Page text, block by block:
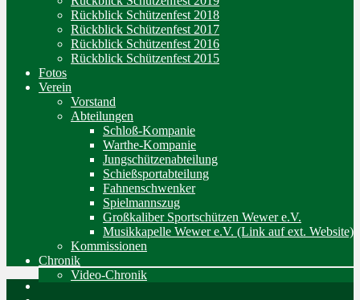
Rückblick Schützenfest 2018
Rückblick Schützenfest 2017
Rückblick Schützenfest 2016
Rückblick Schützenfest 2015
Fotos
Verein
Vorstand
Abteilungen
Schloß-Kompanie
Warthe-Kompanie
Jungschützenabteilung
Schießsportabteilung
Fahnenschwenker
Spielmannszug
Großkaliber Sportschützen Wewer e.V.
Musikkapelle Wewer e.V. (Link auf ext. Website)
Kommissionen
Chronik
Video-Chronik